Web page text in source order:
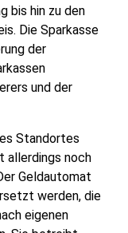
bis hin zu den
Die Sparkasse
der
und der
Standortes
allerdings noch
Geldautomat
werden, die
eigenen